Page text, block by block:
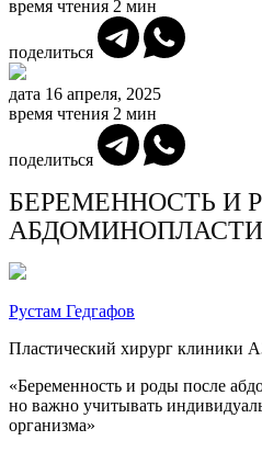
время чтения 2 мин
поделиться
дата 16 апреля, 2025
время чтения 2 мин
поделиться
БЕРЕМЕННОСТЬ И
Рустам Гедгафов
Пластический хирург клиники
«Беременность и роды после
но важно учитывать
организма»